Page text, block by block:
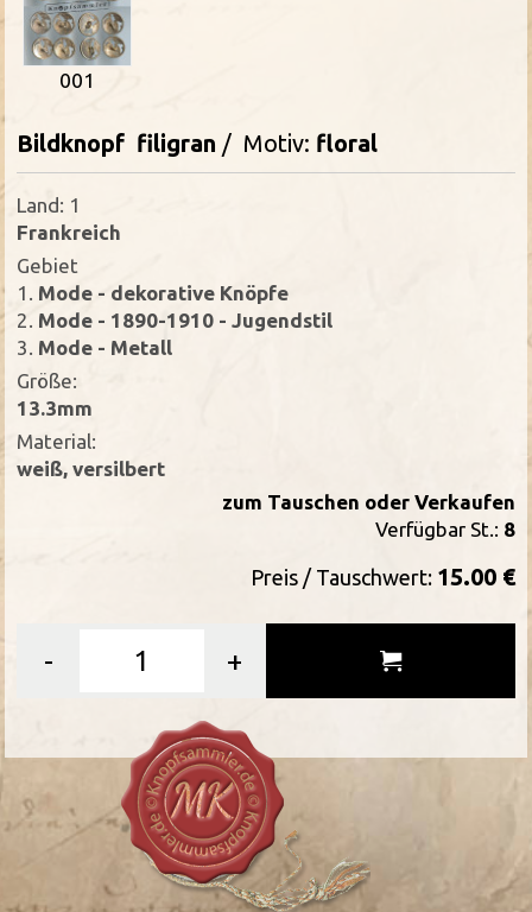
001
Bildknopf filigran / Motiv: floral
Land: 1
Frankreich
Gebiet
1.
Mode - dekorative Knöpfe
2. Mode - 1890-1910 - Jugendstil
3. Mode - Metall
Größe:
13.3mm
Material:
weiß, versilbert
zum Tauschen oder Verkaufen
Verfügbar St.: 8
Preis / Tauschwert: 15.00 €
- +